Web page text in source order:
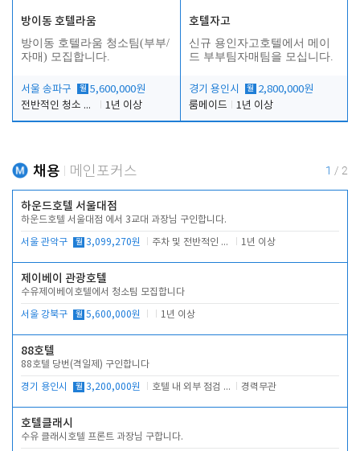
방이동 호텔라움
방이동 호텔라움 청소팀(부부/
자매) 모집합니다.
서울 송파구 월 5,600,000원
전반적인 청소 업무(객실청소.객실정리)
1년 이상
호텔자고
신규 용인자고호텔에서 메이
드 부부팀자매팀을 모십니다.
경기 용인시 월 2,800,000원
룸메이드
1년 이상
채용 메인포커스 1 / 2
하운드호텔 서울대점
하운드호텔 서울대점 에서 3교대 과장님 구인합니다.
서울 관악구 월 3,099,270원 주차 및 전반적인 당번업무 1년 이상
제이베이 관광호텔
수유제이베이호텔에서 청소팀 모집합니다
서울 강북구 월 5,600,000원 1년 이상
88호텔
88호텔 당번(격일제) 구인합니다
경기 용인시 월 3,200,000원 호텔 내 외부 점검 및 프런트 운영 경력무관
호텔클래시
수유 클래시호텔 프론트 과장님 구합니다.